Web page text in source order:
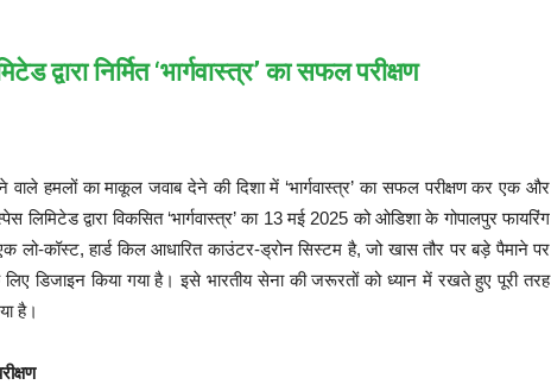
द्वारा निर्मित ‘भार्गवास्त्र’ का सफल परीक्षण
हमलों का माकूल जवाब देने की दिशा में ‘भार्गवास्त्र’ का सफल परीक्षण कर एक और
द्वारा विकसित ‘भार्गवास्त्र’ का 13 मई 2025 को ओडिशा के गोपालपुर फायरिंग
लो-कॉस्ट, हार्ड किल आधारित काउंटर-ड्रोन सिस्टम है, जो खास तौर पर बड़े पैमाने पर
डिजाइन किया गया है। इसे भारतीय सेना की जरूरतों को ध्यान में रखते हुए पूरी तरह
है।